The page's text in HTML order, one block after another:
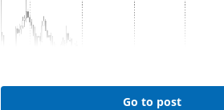
Go to post